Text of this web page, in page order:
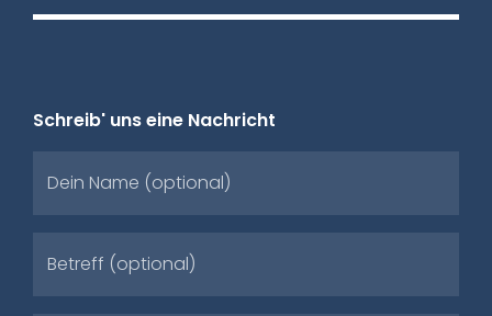
Schreib' uns eine Nachricht
Dein Name (optional)
Betreff (optional)